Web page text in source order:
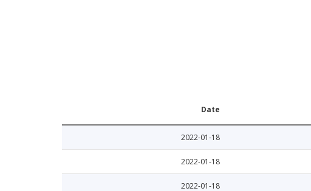
Date
2022-01-18
2022-01-18
2022-01-18